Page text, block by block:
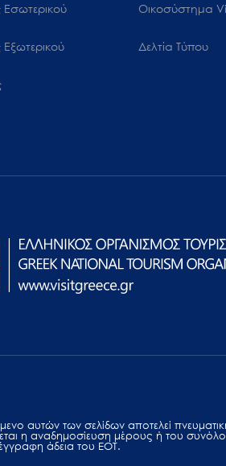
Εσωτερικού
Εξωτερικού
Oικοσύστημα
Δελτία Τύπου
αυτών των σελίδων αποτελεί
η αναδημοσίευση μέρους ή του
άδεια του ΕΟΤ.